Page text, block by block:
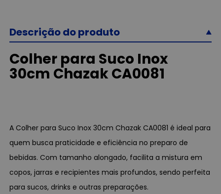
Descrição do produto
Colher para Suco Inox
30cm Chazak CA0081
A Colher para Suco Inox 30cm Chazak CA0081 é ideal para
quem busca praticidade e eficiência no preparo de
bebidas. Com tamanho alongado, facilita a mistura em
copos, jarras e recipientes mais profundos, sendo perfeita
para sucos, drinks e outras preparações.